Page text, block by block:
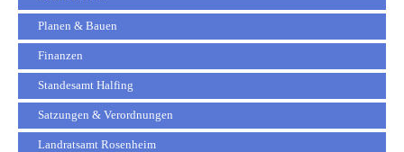
Planen & Bauen
Finanzen
Standesamt Halfing
Satzungen & Verordnungen
Landratsamt Rosenheim